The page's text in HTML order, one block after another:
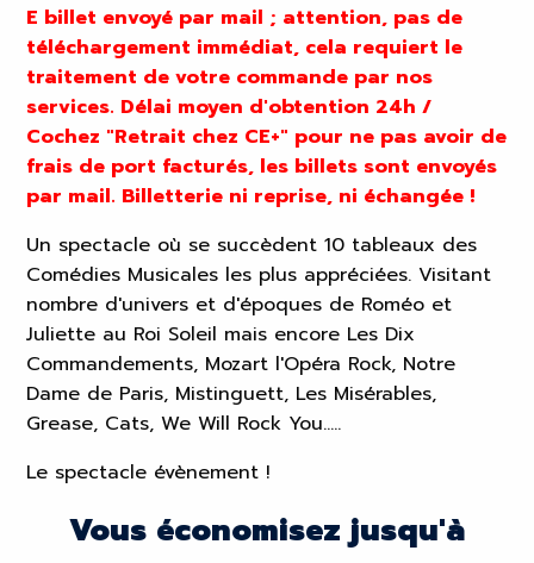
E billet envoyé par mail ; attention, pas de
téléchargement immédiat, cela requiert le
traitement de votre commande par nos
services. Délai moyen d'obtention 24h /
Cochez "Retrait chez CE+" pour ne pas avoir de
frais de port facturés, les billets sont envoyés
par mail. Billetterie ni reprise, ni échangée !
Un spectacle où se succèdent 10 tableaux des
Comédies Musicales les plus appréciées. Visitant
nombre d'univers et d'époques de Roméo et
Juliette au Roi Soleil mais encore Les Dix
Commandements, Mozart l'Opéra Rock, Notre
Dame de Paris, Mistinguett, Les Misérables,
Grease, Cats, We Will Rock You.....
Le spectacle évènement !
Vous économisez jusqu'à